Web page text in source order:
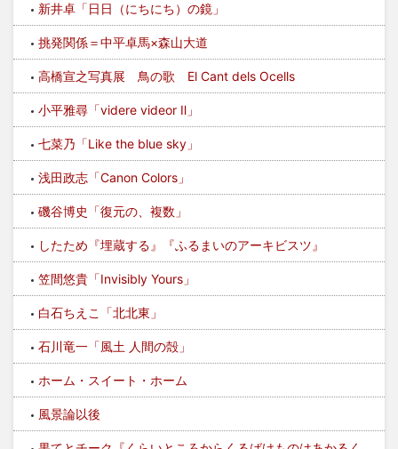
新井卓「日日（にちにち）の鏡」
挑発関係＝中平卓馬×森山大道
高橋宣之写真展 鳥の歌 El Cant dels Ocells
小平雅尋「videre videor Ⅱ」
七菜乃「Like the blue sky」
浅田政志「Canon Colors」
磯谷博史「復元の、複数」
したため『埋蔵する』『ふるまいのアーキビスツ』
笠間悠貴「Invisibly Yours」
白石ちえこ「北北東」
石川竜一「風土 人間の殻」
ホーム・スイート・ホーム
風景論以後